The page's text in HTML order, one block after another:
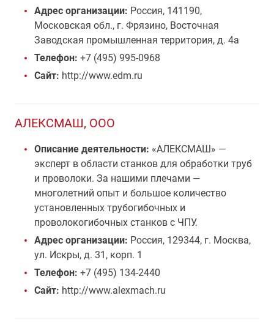
Адрес организации: Россия, 141190,
Московская обл., г. Фрязино, Восточная
Заводская промышленная территория, д. 4а
Телефон: +7 (495) 995-0968
Сайт: http://www.edm.ru
АЛЕКСМАШ, ООО
Описание деятельности: «АЛЕКСМАШ» —
эксперт в области станков для обработки труб
и проволоки. За нашими плечами —
многолетний опыт и большое количество
установленных трубогибочных и
проволокогибочных станков с ЧПУ.
Адрес организации: Россия, 129344, г. Москва,
ул. Искры, д. 31, корп. 1
Телефон: +7 (495) 134-2440
Сайт: http://www.alexmach.ru